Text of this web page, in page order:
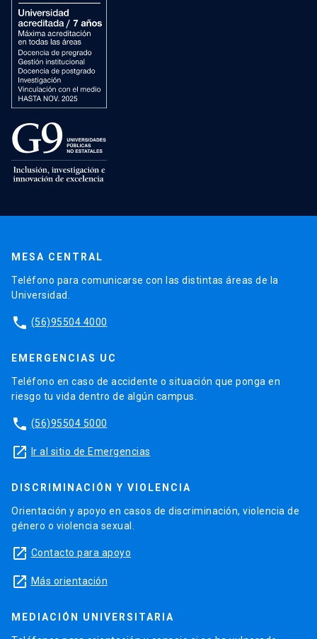
MESA CENTRAL
Teléfono para comunicarse con las distintas áreas de la
Universidad.
phone (56)95504 4000
EMERGENCIAS UC
Teléfono en caso de accidente o situación que ponga en
riesgo tu vida dentro de algún campus.
phone (56)95504 5000
launch Ir al sitio de Emergencias
DISCRIMINACIÓN Y VIOLENCIA
Orientación y apoyo en casos de discriminación, violencia de
género o violencia sexual.
launch Contacto para apoyo
launch Más orientación
MEDIACIÓN UNIVERSITARIA